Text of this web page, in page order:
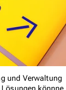
und Verwaltung